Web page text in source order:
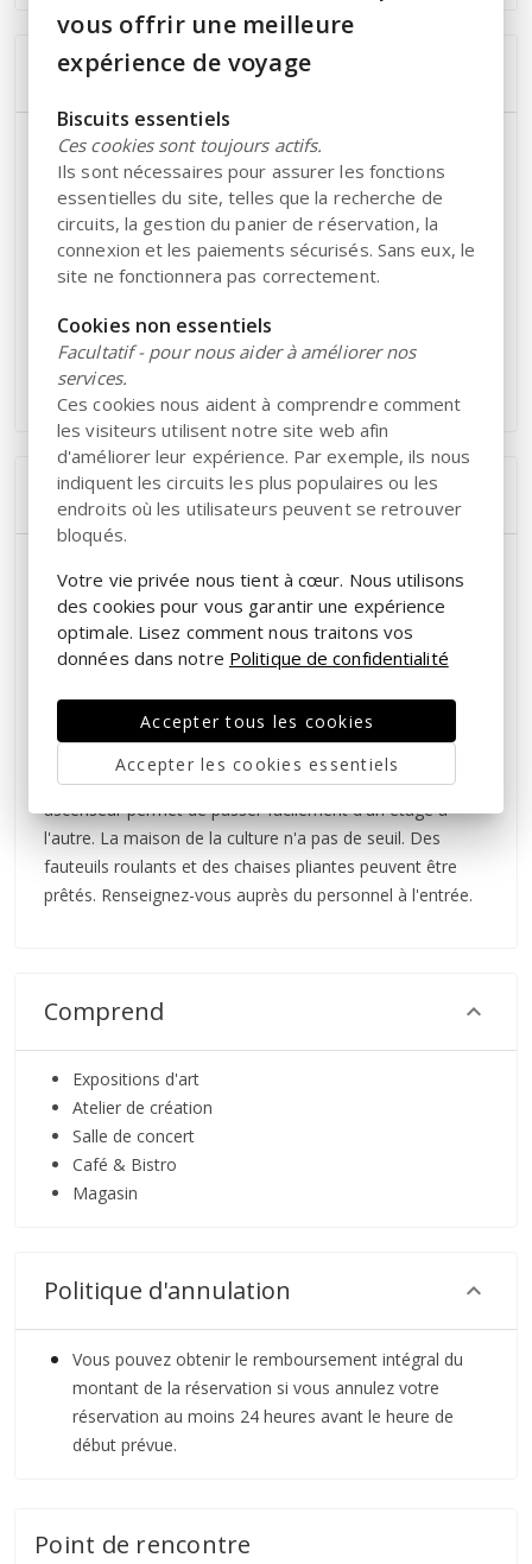
Points forts
Participez à nos expositions d'art avec vos proches.
Tous les dimanches, l'exposition en cours est
présentée au public.
Découvrez la musique et les arts du spectacle sous
différentes formes dans la magnifique salle Birgit
Nilsson. Le calendrier vous intéresse ? Envoyez-nous
Savourez de délicieuses saveurs et profitez de la vue
fantastique sur Laholmsbukten au RAVINEN Café &
Bistro.
Extras
prendre le bus régional 501 en direction de Båstad et
descendre à l'arrêt Båstad Norrviken. L'arrêt se trouve
juste en face du RAVINE.
Des places de parking sont disponibles à proximité du
centre culturel. Une salle de soins et des toilettes pour les
personnes souffrant de variations fonctionnelles se
trouvent à l'étage d'entrée et à l'étage inférieur. Un grand
ascenseur permet de passer facilement d'un étage à
l'autre. La maison de la culture n'a pas de seuil. Des
fauteuils roulants et des chaises pliantes peuvent être
prêtés. Renseignez-vous auprès du personnel à l'entrée.
Comprend
Expositions d'art
Atelier de création
Salle de concert
Café & Bistro
Magasin
Politique d'annulation
Vous pouvez obtenir le remboursement intégral du
montant de la réservation si vous annulez votre
réservation au moins 24 heures avant le heure de
début prévue.
Point de rencontre
vous offrir une meilleure
expérience de voyage
Biscuits essentiels
Ces cookies sont toujours actifs.
Ils sont nécessaires pour assurer les fonctions
essentielles du site, telles que la recherche de
circuits, la gestion du panier de réservation, la
connexion et les paiements sécurisés. Sans eux, le
site ne fonctionnera pas correctement.
Cookies non essentiels
Facultatif - pour nous aider à améliorer nos
services.
Ces cookies nous aident à comprendre comment
les visiteurs utilisent notre site web afin
d'améliorer leur expérience. Par exemple, ils nous
indiquent les circuits les plus populaires ou les
endroits où les utilisateurs peuvent se retrouver
bloqués.
Votre vie privée nous tient à cœur. Nous utilisons
des cookies pour vous garantir une expérience
optimale. Lisez comment nous traitons vos
données dans notre Politique de confidentialité
Accepter tous les cookies
Accepter les cookies essentiels